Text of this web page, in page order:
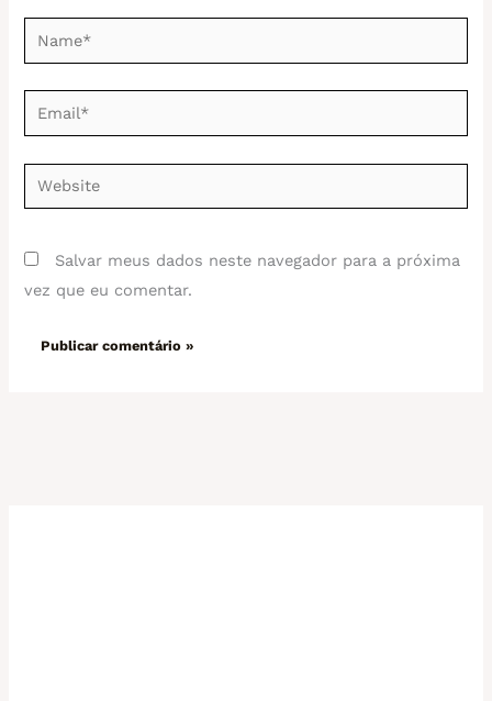
Name*
Email*
Website
Salvar meus dados neste navegador para a próxima
vez que eu comentar.